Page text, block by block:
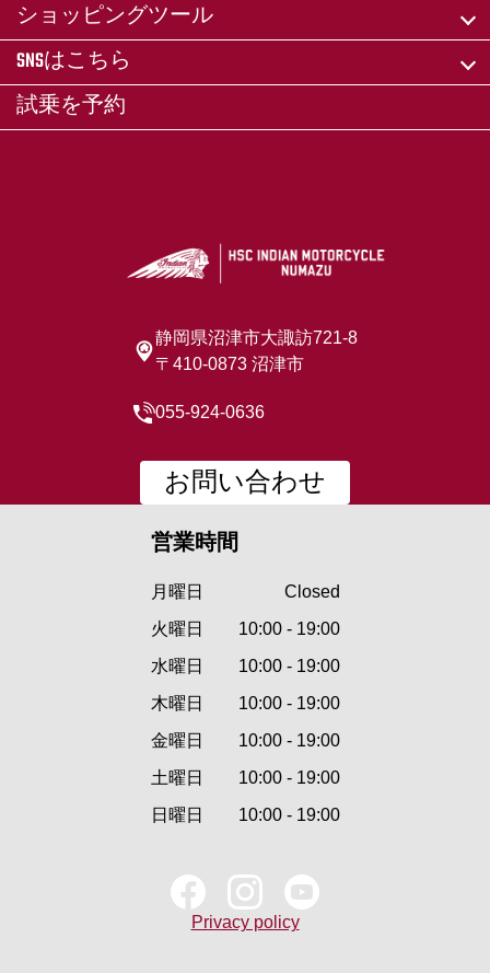
ショッピングツール
SNSはこちら
試乗を予約
静岡県沼津市大諏訪721-8
〒410-0873 沼津市
055-924-0636
お問い合わせ
営業時間
月曜日
Closed
火曜日
10:00 - 19:00
水曜日
10:00 - 19:00
木曜日
10:00 - 19:00
金曜日
10:00 - 19:00
土曜日
10:00 - 19:00
日曜日
10:00 - 19:00
Privacy policy